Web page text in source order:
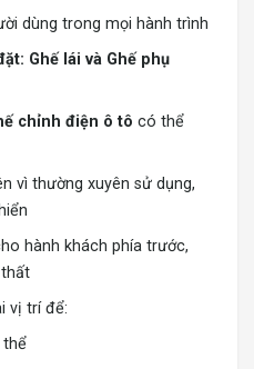
dùng trong mọi hành trình
Ghế lái và Ghế phụ
chỉnh điện ô tô có thể
vì thường xuyên sử dụng,
hành khách phía trước,
vị trí để:
thể